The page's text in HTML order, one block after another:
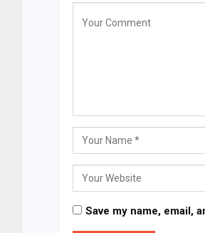
Save my name, email,